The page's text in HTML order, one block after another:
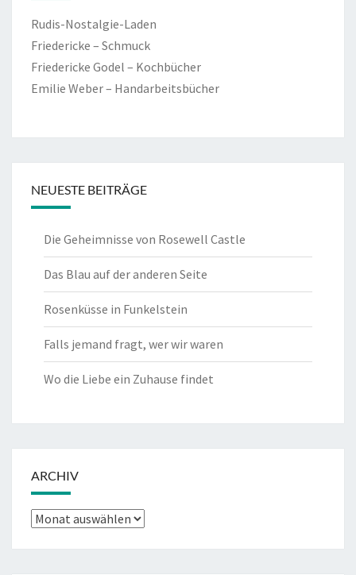
Rudis-Nostalgie-Laden
Friedericke – Schmuck
Friedericke Godel – Kochbücher
Emilie Weber – Handarbeitsbücher
NEUESTE BEITRÄGE
Die Geheimnisse von Rosewell Castle
Das Blau auf der anderen Seite
Rosenküsse in Funkelstein
Falls jemand fragt, wer wir waren
Wo die Liebe ein Zuhause findet
ARCHIV
Archiv